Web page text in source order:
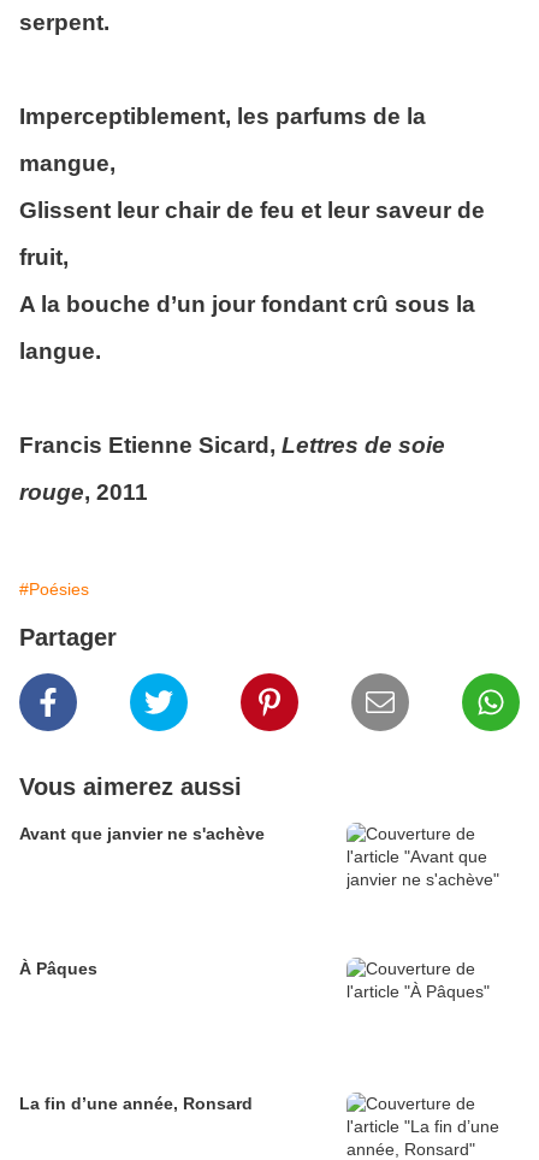
serpent.
Imperceptiblement, les parfums de la
mangue,
Glissent leur chair de feu et leur saveur de
fruit,
A la bouche d’un jour fondant crû sous la
langue.
Francis Etienne Sicard, Lettres de soie
rouge, 2011
#Poésies
Partager
Vous aimerez aussi
Avant que janvier ne s'achève
À Pâques
La fin d’une année, Ronsard